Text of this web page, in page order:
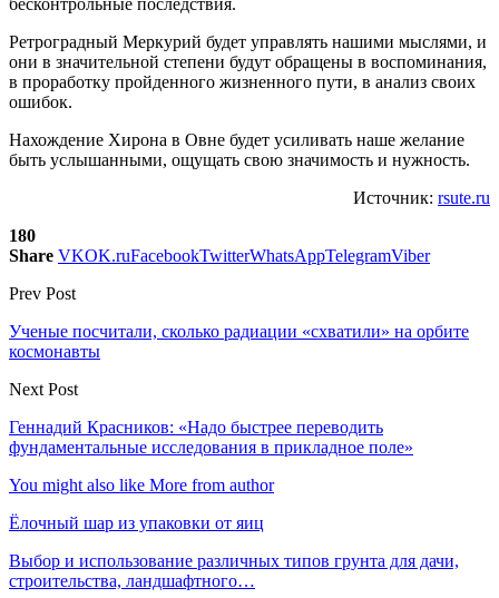
бесконтрольные последствия.
Ретроградный Меркурий будет управлять нашими мыслями, и
они в значительной степени будут обращены в воспоминания,
в проработку пройденного жизненного пути, в анализ своих
ошибок.
Нахождение Хирона в Овне будет усиливать наше желание
быть услышанными, ощущать свою значимость и нужность.
Источник: rsute.ru
180
Share VKOK.ruFacebookTwitterWhatsAppTelegramViber
Prev Post
Ученые посчитали, сколько радиации «схватили» на орбите
космонавты
Next Post
Геннадий Красников: «Надо быстрее переводить
фундаментальные исследования в прикладное поле»
You might also like More from author
Ёлочный шар из упаковки от яиц
Выбор и использование различных типов грунта для дачи,
строительства, ландшафтного…